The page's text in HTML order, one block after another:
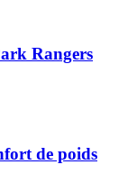
Rangers
de poids